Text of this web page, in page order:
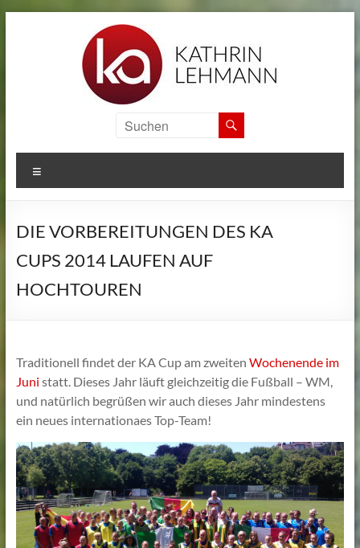
SPORTS
CAMPS
zu
den
Sport
Lehmann
DIE VORBEREITUNGEN DES KA
CUPS 2014 LAUFEN AUF
HOCHTOUREN
Traditionell findet der KA Cup am zweiten Wochenende im
Juni statt. Dieses Jahr läuft gleichzeitig die Fußball – WM,
und natürlich begrüßen wir auch dieses Jahr mindestens
ein neues internationaes Top-Team!